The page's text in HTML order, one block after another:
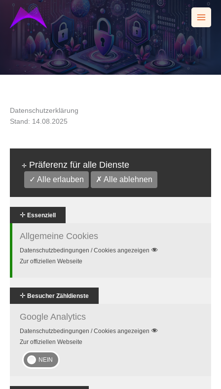
Zum
Inhalt
springen
Datenschutzerklärung
Stand: 14.08.2025
✛ Präferenz für alle Dienste
✓ Alle erlauben ✗ Alle ablehnen
✛ Essenziell
Allgemeine Cookies
Datenschutzbedingungen / Cookies angezeigen
Zur offiziellen Webseite
✛ Besucher Zähldienste
Google Analytics
Datenschutzbedingungen / Cookies angezeigen
Zur offiziellen Webseite